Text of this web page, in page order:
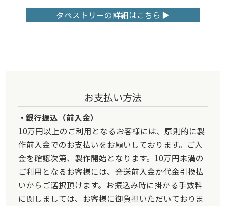
タペストリーの詳細はこちら
お支払い方法
銀行振込（前入金）
10万円以上のご利用となるお客様には、原則的に製
作前入金でのお支払いをお願いしております。ご入
金を確認次第、製作開始となります。10万円未満の
ご利用となるお客様には、発送前入金か代金引換払
いからご選択頂けます。お振込み時に掛かる手数料
に関しましては、お客様に御負担いただいておりま